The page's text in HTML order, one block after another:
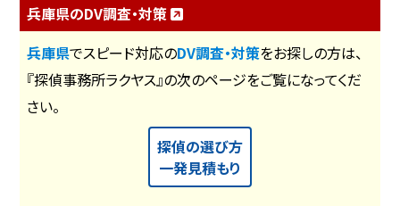
兵庫県のDV調査・対策
兵庫県でスピード対応のDV調査・対策をお探しの方は、
『探偵事務所ラクヤス』の次のページをご覧になってくだ
さい。
探偵の選び方
一発見積もり